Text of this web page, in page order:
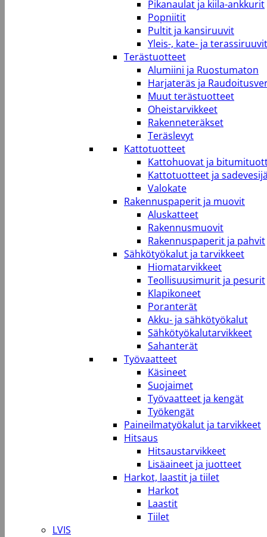
Pikanaulat ja kiila-ankkurit
Popniitit
Pultit ja kansiruuvit
Yleis-, kate- ja terassiruuvit
Terästuotteet
Alumiini ja Ruostumaton
Harjateräs ja
Muut terästuotteet
Oheistarvikkeet
Rakenneteräkset
Teräslevyt
Kattotuotteet
Kattohuovat ja
Kattotuotteet ja
Valokate
Rakennuspaperit ja muovit
Aluskatteet
Rakennusmuovit
Rakennuspaperit ja pahvit
Sähkötyökalut ja tarvikkeet
Hiomatarvikkeet
Teollisuusimurit ja pesurit
Klapikoneet
Poranterät
Akku- ja sähkötyökalut
Sähkötyökalutarvikkeet
Sahanterät
Työvaatteet
Käsineet
Suojaimet
Työvaatteet ja kengät
Työkengät
Paineilmatyökalut ja tarvikkeet
Hitsaus
Hitsaustarvikkeet
Lisäaineet ja juotteet
Harkot, laastit ja tiilet
Harkot
Laastit
Tiilet
LVIS